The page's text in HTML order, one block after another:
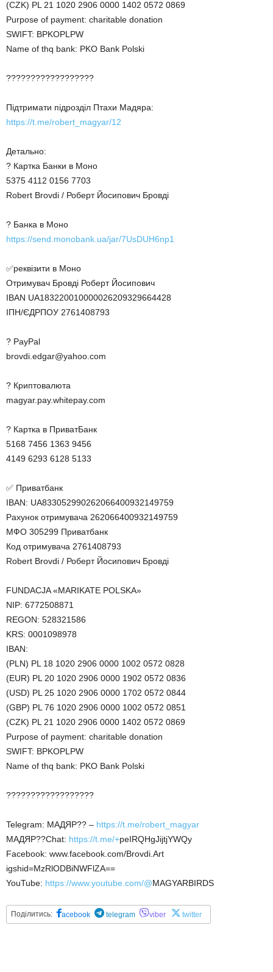
(CZK) PL 21 1020 2906 0000 1402 0572 0869
Purpose of payment: charitable donation
SWIFT: BPKOPLPW
Name of thq bank: PKO Bank Polski
??????????????????
Підтримати підрозділ Птахи Мадяра:
https://t.me/robert_magyar/12
Детально:
? Картка Банки в Моно
5375 4112 0156 7703
Robert Brovdi / Роберт Йосипович Бровді
? Банка в Моно
https://send.monobank.ua/jar/7UsDUH6np1
✅реквізити в Моно
Отримувач Бровді Роберт Йосипович
IBAN UA183220010000026209329664428
ІПН/ЄДРПОУ 2761408793
? PayPal
brovdi.edgar@yahoo.com
? Криптовалюта
magyar.pay.whitepay.com
? Картка в ПриватБанк
5168 7456 1363 9456
4149 6293 6128 5133
✅ Приватбанк
IBAN: UA833052990262066400932149759
Рахунок отримувача 262066400932149759
МФО 305299 Приватбанк
Код отримувача 2761408793
Robert Brovdi / Роберт Йосипович Бровді
FUNDACJA «MARIKATE POLSKA»
NIP: 6772508871
REGON: 528321586
KRS: 0001098978
IBAN:
(PLN) PL 18 1020 2906 0000 1002 0572 0828
(EUR) PL 20 1020 2906 0000 1902 0572 0836
(USD) PL 25 1020 2906 0000 1702 0572 0844
(GBP) PL 76 1020 2906 0000 1002 0572 0851
(CZK) PL 21 1020 2906 0000 1402 0572 0869
Purpose of payment: charitable donation
SWIFT: BPKOPLPW
Name of thq bank: PKO Bank Polski
??????????????????
Telegram: МАДЯР?? – https://t.me/robert_magyar
МАДЯР??Chat: https://t.me/+peIRQHgJijtjYWQy
Facebook: www.facebook.com/Brovdi.Art
igshid=MzRlODBiNWFlZA==
YouTube: https://www.youtube.com/@MAGYARBIRDS
Поділитись: acebook telegram viber twitter